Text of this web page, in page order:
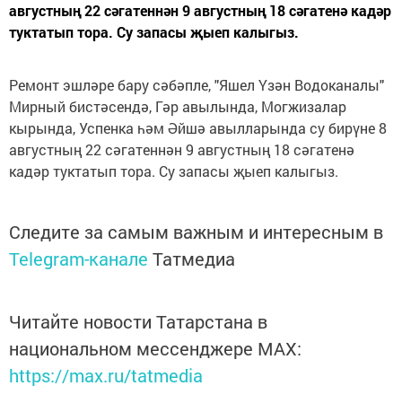
августның 22 сәгатеннән 9 августның 18 сәгатенә кадәр
туктатып тора. Су запасы җыеп калыгыз.
Ремонт эшләре бару сәбәпле, "Яшел Үзән Водоканалы"
Мирный бистәсендә, Гәр авылында, Могжизалар
кырында, Успенка һәм Әйшә авылларында су бирүне 8
августның 22 сәгатеннән 9 августның 18 сәгатенә
кадәр туктатып тора. Су запасы җыеп калыгыз.
Следите за самым важным и интересным в
Telegram-канале Татмедиа
Читайте новости Татарстана в
национальном мессенджере MАХ:
https://max.ru/tatmedia